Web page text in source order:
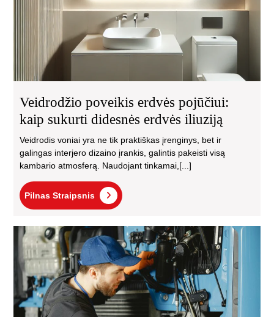
Veidrodžio poveikis erdvės pojūčiui:
kaip sukurti didesnės erdvės iliuziją
Veidrodis voniai yra ne tik praktiškas įrenginys, bet ir
galingas interjero dizaino įrankis, galintis pakeisti visą
kambario atmosferą. Naudojant tinkamai,[...]
Pilnas Straipsnis
Pilnas
Straipsnis